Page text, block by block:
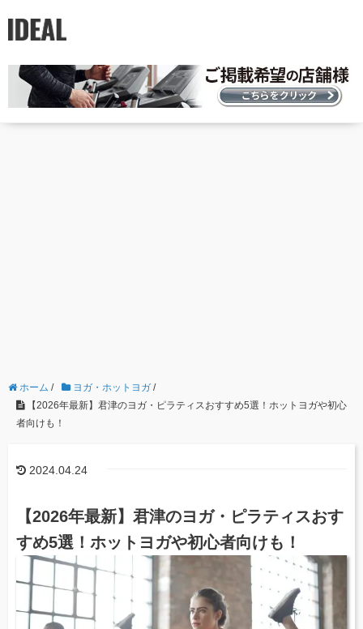
ホーム / ヨガ・ホットヨガ /
【2026年最新】君津のヨガ・ピラティスおすすめ5選！ホットヨガや初心
者向けも！
2024.04.24
【2026年最新】君津のヨガ・ピラティスおす
すめ5選！ホットヨガや初心者向けも！